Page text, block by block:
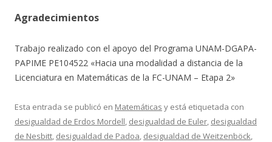
Agradecimientos
Trabajo realizado con el apoyo del Programa UNAM-DGAPA-
PAPIME PE104522 «Hacia una modalidad a distancia de la
Licenciatura en Matemáticas de la FC-UNAM – Etapa 2»
Esta entrada se publicó en Matemáticas y está etiquetada con
desigualdad de Erdos Mordell, desigualdad de Euler, desigualdad
de Nesbitt, desigualdad de Padoa, desigualdad de Weitzenböck,